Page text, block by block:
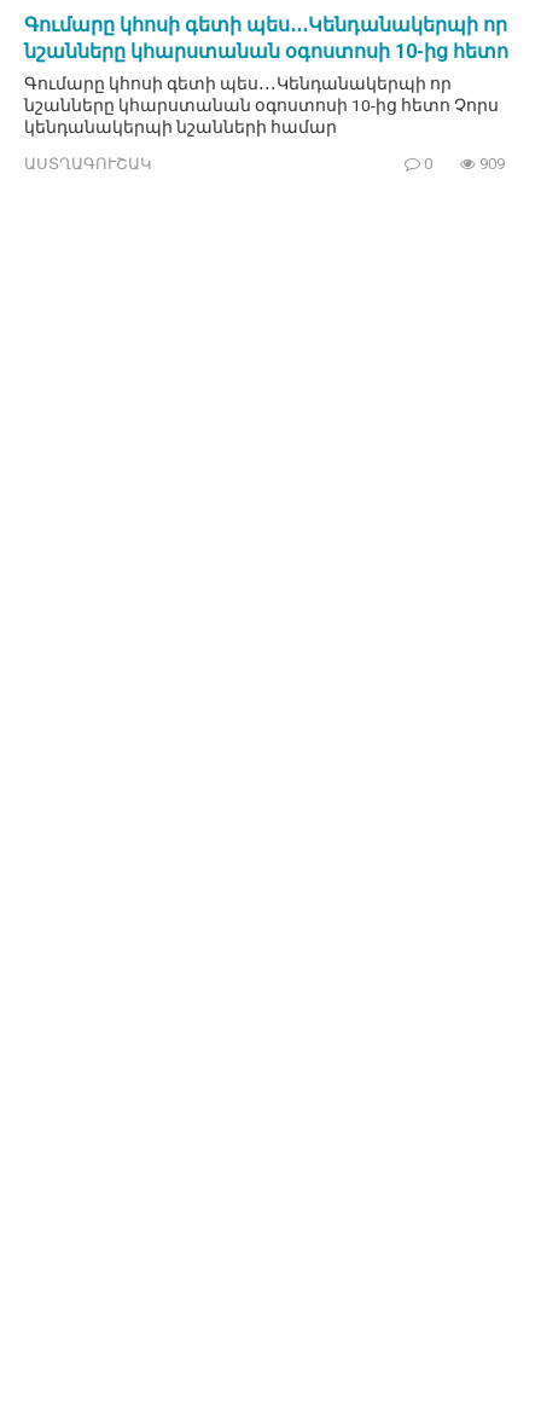
Գումարը կհոսի գետի պես․․․Կենդանակերպի որ
նշանները կհարստանան օգոստոսի 10-ից հետո
Գումարը կհոսի գետի պես․․․Կենդանակերպի որ
նշանները կհարստանան օգոստոսի 10-ից հետո Չորս
կենդանակերպի նշանների համար
ԱՍՏՂԱԳՈՒՇԱԿ 0 909